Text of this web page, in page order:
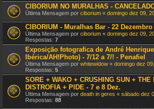
CIBORIUM NO MURALHAS -
Última Mensagem por ciborium « domingo dez 09,
CIBORIUM - Muralhas Bar - 22
Última Mensagem por ciborium « domingo dez 09,
Respostas: 7
Exposição fotografica de André
Ibérica/AH!Photo) - 7/12 a 7/! - Penafiel
Última Mensagem por whitewidow « domingo dez
Respostas: 5
SORE + WAKO + CRUSHING SUN + THE
DISTROFIA + PIDE - 7 e 8 Dez.
Última Mensagem por death in geres « sábado dez
Respostas: 88